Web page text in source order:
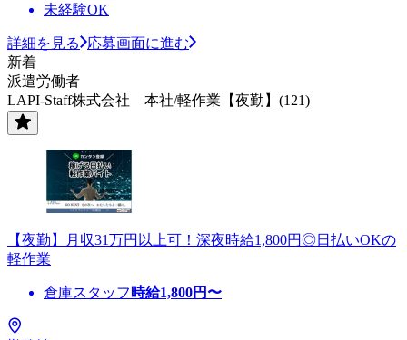
未経験OK
詳細を見る
応募画面に進む
新着
派遣労働者
LAPI-Staff株式会社 本社/軽作業【夜勤】(121)
【夜勤】月収31万円以上可！深夜時給1,800円◎日払いOKの
軽作業
倉庫スタッフ 時給1,800円〜